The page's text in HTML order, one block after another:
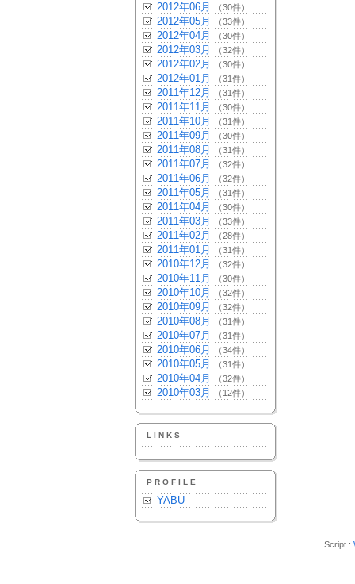
2012年06月 （30件）
2012年05月 （33件）
2012年04月 （30件）
2012年03月 （32件）
2012年02月 （30件）
2012年01月 （31件）
2011年12月 （31件）
2011年11月 （30件）
2011年10月 （31件）
2011年09月 （30件）
2011年08月 （31件）
2011年07月 （32件）
2011年06月 （32件）
2011年05月 （31件）
2011年04月 （30件）
2011年03月 （33件）
2011年02月 （28件）
2011年01月 （31件）
2010年12月 （32件）
2010年11月 （30件）
2010年10月 （32件）
2010年09月 （32件）
2010年08月 （31件）
2010年07月 （31件）
2010年06月 （34件）
2010年05月 （31件）
2010年04月 （32件）
2010年03月 （12件）
LINKS
PROFILE
YABU
Script :